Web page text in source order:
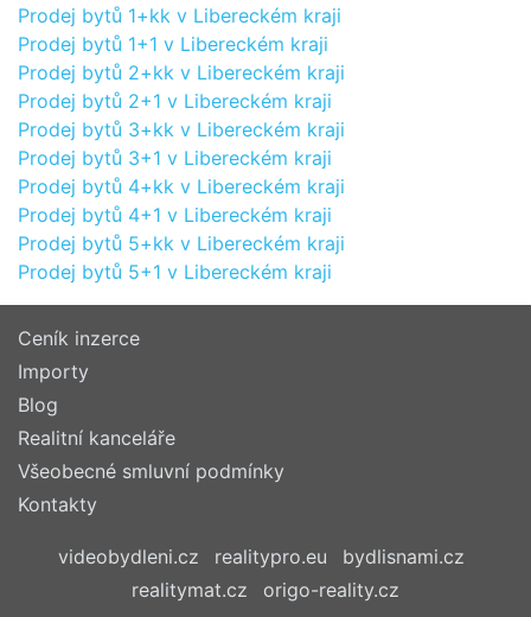
Prodej bytů 1+kk v Libereckém kraji
Prodej bytů 1+1 v Libereckém kraji
Prodej bytů 2+kk v Libereckém kraji
Prodej bytů 2+1 v Libereckém kraji
Prodej bytů 3+kk v Libereckém kraji
Prodej bytů 3+1 v Libereckém kraji
Prodej bytů 4+kk v Libereckém kraji
Prodej bytů 4+1 v Libereckém kraji
Prodej bytů 5+kk v Libereckém kraji
Prodej bytů 5+1 v Libereckém kraji
Ceník inzerce
Importy
Blog
Realitní kanceláře
Všeobecné smluvní podmínky
Kontakty
videobydleni.cz realitypro.eu
bydlisnami.cz
realitymat.cz
origo-reality.cz